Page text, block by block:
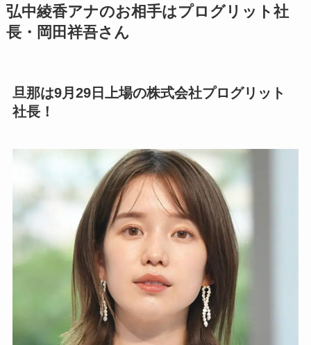
弘中綾香アナのお相手はプログリット社
長・岡田祥吾さん
旦那は9月29日上場の株式会社プログリット
社長！